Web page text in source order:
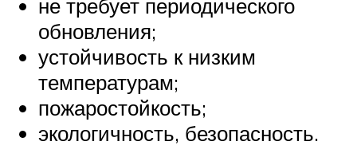
не требует периодического
обновления;
устойчивость к низким
температурам;
пожаростойкость;
экологичность, безопасность.